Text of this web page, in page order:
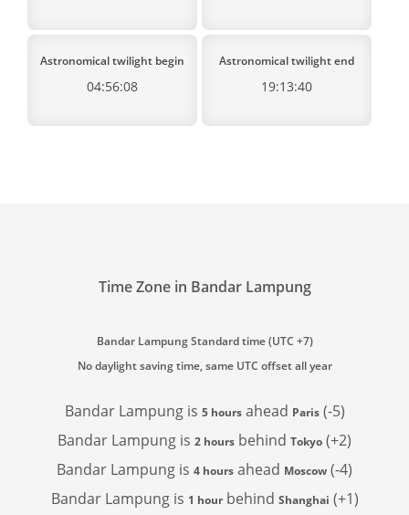
Astronomical twilight begin
04:56:08
Astronomical twilight end
19:13:40
Time Zone in Bandar Lampung
Bandar Lampung Standard time (UTC +7)
No daylight saving time, same UTC offset all year
Bandar Lampung is 5 hoursahead Paris(-5)
Bandar Lampung is 2 hours behind Tokyo (+2)
Bandar Lampung is 4 hours ahead Moscow (-4)
Bandar Lampung is 1 hourbehind Shanghai (+1)